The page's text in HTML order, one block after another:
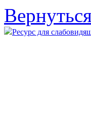
Ресурс для